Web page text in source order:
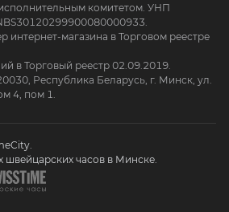
комитетом. УНП
интернет-магазина в Торговом реестре
в Торговый реестр 02.09.2019.
Республика Беларусь, г. Минск, ул.
4, пом 1.
часов в Минске.